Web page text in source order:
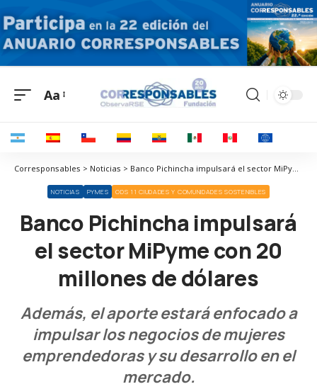
Aa
Corresponsables > Noticias > Banco Pichincha impulsará el sector MiPyme con 20 millones de dólares
NOTICIAS PYMES ODS 11 CIUDADES Y COMUNIDADES SOSTENIBLES
Banco Pichincha impulsará
el sector MiPyme con 20
millones de dólares
Además, el aporte estará enfocado a
impulsar los negocios de mujeres
emprendedoras y su desarrollo en el
mercado.